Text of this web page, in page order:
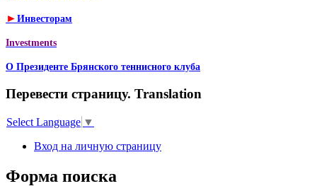
► Инвесторам
Investments
О Президенте Брянского теннисного клуба
Перевести страницу. Translation
Select Language ▼
Вход на личную страницу
Форма поиска